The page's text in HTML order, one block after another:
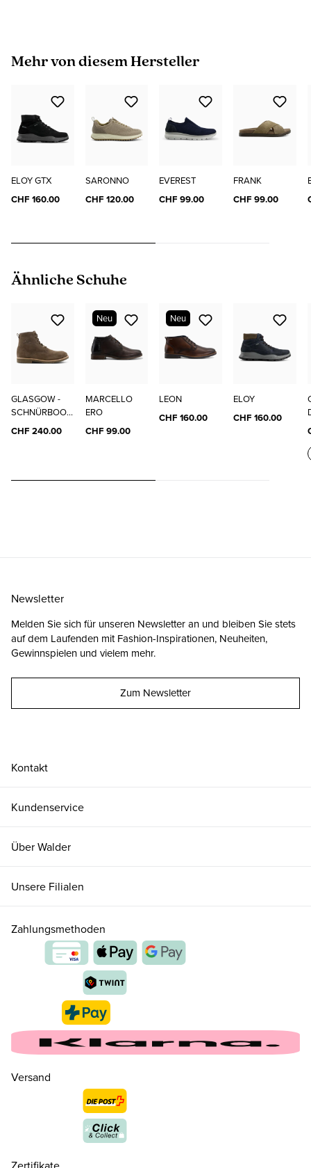
CHF 160.00
Produktgalerie überspringen
Mehr von diesem Hersteller
ELOY GTX
CHF 160.00
SARONNO
CHF 120.00
EVEREST
CHF 99.00
FRANK
CHF 99.00
Produktgalerie überspringen
Ähnliche Schuhe
GLASGOW -
SCHNÜRBOOT
S
CHF 240.00
Neu
MARCELLO
ERO
CHF 99.00
Neu
LEON
CHF 160.00
ELOY
CHF 160.00
Kontakt
Kundenservice
Über Walder
Unsere Filialen
Newsletter
Melden Sie sich für unseren Newsletter an und bleiben Sie stets
auf dem Laufenden mit Fashion-Inspirationen, Neuheiten,
Gewinnspielen und vielem mehr.
Zum Newsletter
Zahlungsmethoden
Versand